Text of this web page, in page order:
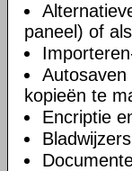
paneel) of
kopieën te
Encriptie